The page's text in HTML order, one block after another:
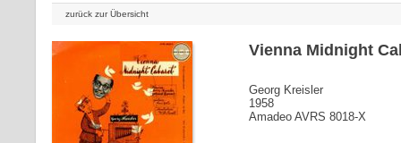
zurück zur Übersicht
Vienna Midnight
Georg Kreisler
1958
Amadeo AVRS 8018-X